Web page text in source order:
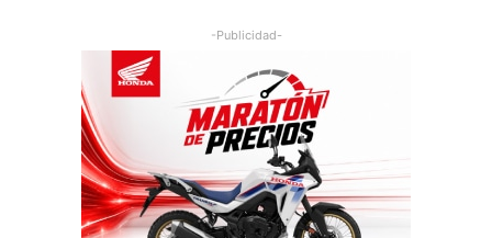
-Publicidad-